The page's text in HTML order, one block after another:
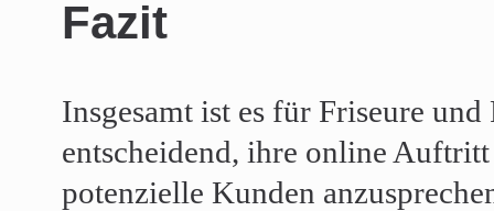
Fazit
Insgesamt ist es für Friseure
entscheidend, ihre online
potenzielle Kunden